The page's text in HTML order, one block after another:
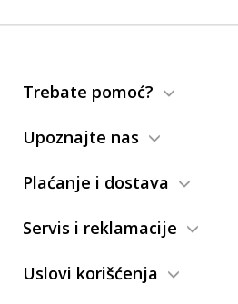
Trebate pomoć?
Upoznajte nas
Plaćanje i dostava
Servis i reklamacije
Uslovi korišćenja